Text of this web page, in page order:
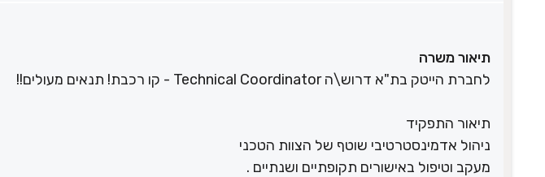
תיאור משרה
לחברת הייטק בת"א דרוש\ה Technical Coordinator - קו רכבת! תנאים מעולים!!
תיאור התפקיד
ניהול אדמינסטרטיבי שוטף של הצוות הטכני
מעקב וטיפול באישורים תקופתיים ושנתיים .